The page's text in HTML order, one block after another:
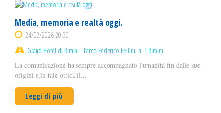
Media, memoria e realtà oggi.
24/02/2026 20:30
Grand Hotel di Rimini - Parco Federico Fellini, n. 1 Rimini
La comunicazione ha sempre accompagnato l'umanità fin dalle sue
origini e,in tale ottica il...
Leggi di più